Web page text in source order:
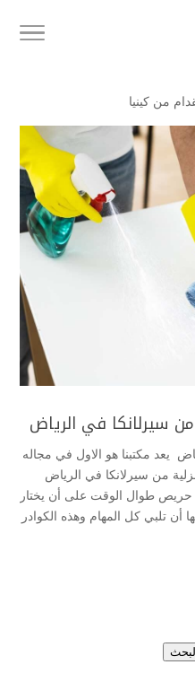
من كينيا
سيرلانكا في الرياض
يعد مكتبنا هو الاول في مجاله
من سيرلانكا في الرياض
حريص طوال الوقت على أن يختار
أن تلبي كل المهام وهذه الكوادر
البحث